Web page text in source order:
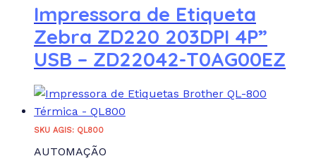
Impressora de Etiqueta
Zebra ZD220 203DPI 4P”
USB – ZD22042-T0AG00EZ
SKU AGIS: QL800
AUTOMAÇÃO